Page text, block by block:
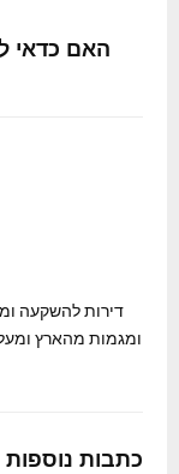
האם כדאי
דירות להשקעה
ומגמות מהארץ
כתבות